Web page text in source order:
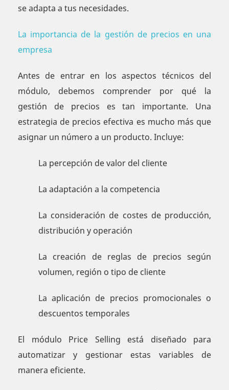
se adapta a tus necesidades.
La importancia de la gestión de precios en una
empresa
Antes de entrar en los aspectos técnicos del
módulo, debemos comprender por qué la
gestión de precios es tan importante. Una
estrategia de precios efectiva es mucho más que
asignar un número a un producto. Incluye:
La percepción de valor del cliente
La adaptación a la competencia
La consideración de costes de producción,
distribución y operación
La creación de reglas de precios según
volumen, región o tipo de cliente
La aplicación de precios promocionales o
descuentos temporales
El módulo Price Selling está diseñado para
automatizar y gestionar estas variables de
manera eficiente.